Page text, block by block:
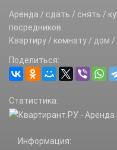
Аренда / сдать / снять /
посредников.
Квартиру / комнату / дом
Поделиться:
Статистика:
Информация: